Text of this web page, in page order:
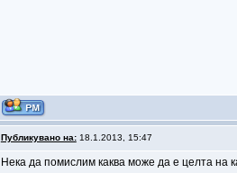
Публикувано на:18.1.2013, 15:47
Нека да помислим каква може да е целта на